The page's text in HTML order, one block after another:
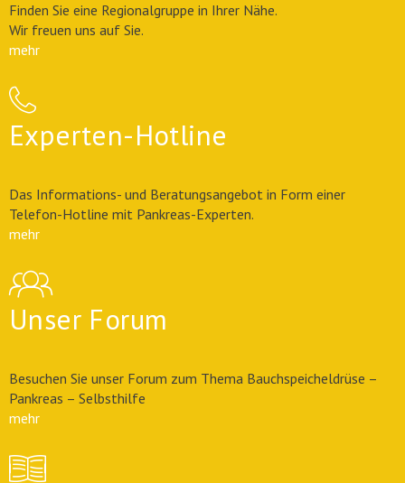
Finden Sie eine Regionalgruppe in Ihrer Nähe.
Wir freuen uns auf Sie.
mehr
Experten-Hotline
Das Informations- und Beratungsangebot in Form einer
Telefon-Hotline mit Pankreas-Experten.
mehr
Unser Forum
Besuchen Sie unser Forum zum Thema Bauchspeicheldrüse –
Pankreas – Selbsthilfe
mehr